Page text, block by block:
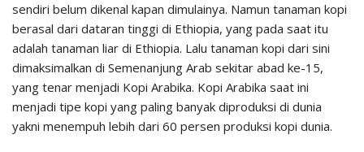
sendiri belum dikenal kapan dimulainya. Namun tanaman kopi
berasal dari dataran tinggi di Ethiopia, yang pada saat itu
adalah tanaman liar di Ethiopia. Lalu tanaman kopi dari sini
dimaksimalkan di Semenanjung Arab sekitar abad ke-15,
yang tenar menjadi Kopi Arabika. Kopi Arabika saat ini
menjadi tipe kopi yang paling banyak diproduksi di dunia
yakni menempuh lebih dari 60 persen produksi kopi dunia.